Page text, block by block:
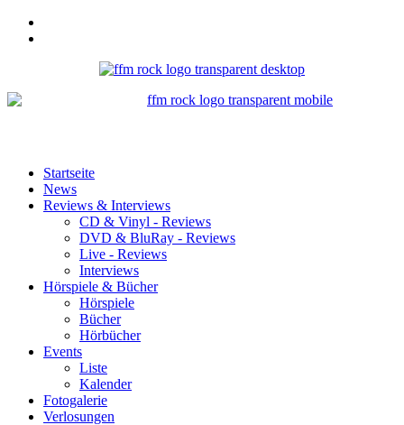
Startseite
News
Reviews & Interviews
CD & Vinyl - Reviews
DVD & BluRay - Reviews
Live - Reviews
Interviews
Hörspiele & Bücher
Hörspiele
Bücher
Hörbücher
Events
Liste
Kalender
Fotogalerie
Verlosungen